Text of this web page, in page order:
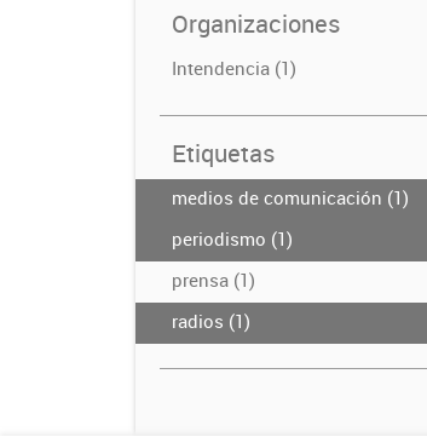
Organizaciones
Intendencia (1)
Etiquetas
medios de comunicación (1)
periodismo (1)
prensa (1)
radios (1)